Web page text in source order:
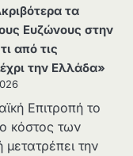
τα
Ευζώνους στην
από τις
την Ελλάδα»
Επιτροπή το
κόστος των
μετατρέπει την